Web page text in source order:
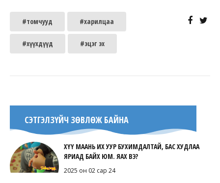
#томчууд #харилцаа
#хүүхдүүд #эцэг эх
СЭТГЭЛЗҮЙЧ ЗӨВЛӨЖ БАЙНА
ХҮҮ МААНЬ ИХ УУР БУХИМДАЛТАЙ, БАС ХУДЛАА
ЯРИАД БАЙХ ЮМ. ЯАХ ВЭ?
2025 он 02 сар 24